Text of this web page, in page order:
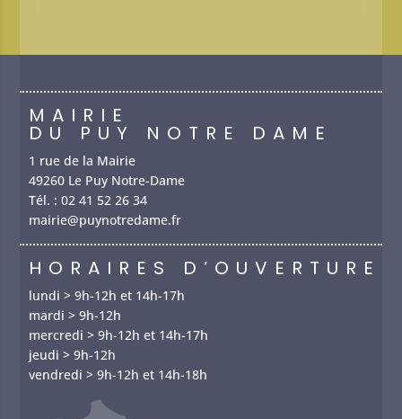
MAIRIE
DU PUY NOTRE DAME
1 rue de la Mairie
49260 Le Puy Notre-Dame
Tél. :02 41 52 26 34
mairie@puynotredame.fr
HORAIRES D’OUVERTURE
lundi > 9h-12h et 14h-17h
mardi > 9h-12h
mercredi > 9h-12h et 14h-17h
jeudi > 9h-12h
vendredi > 9h-12h et 14h-18h